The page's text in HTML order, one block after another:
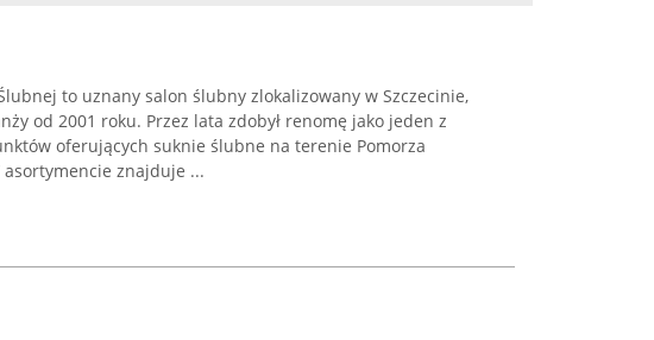
to uznany salon ślubny zlokalizowany w Szczecinie,
od 2001 roku. Przez lata zdobył renomę jako jeden z
oferujących suknie ślubne na terenie Pomorza
asortymencie znajduje ...